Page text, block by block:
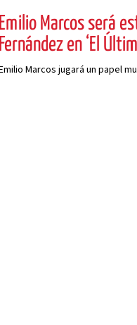
Emilio Marcos será
Fernández en ‘El
Marcos jugará un papel